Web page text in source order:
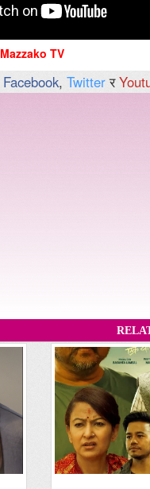
Mazzako TV
Facebook, Twitterर